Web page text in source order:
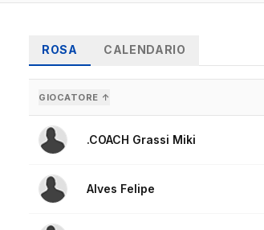
ROSA CALENDARIO
GIOCATORE ↑
.COACH Grassi Miki
Alves Felipe